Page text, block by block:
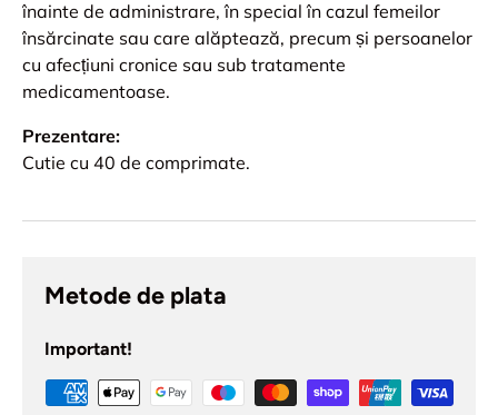
înainte de administrare, în special în cazul femeilor
însărcinate sau care alăptează, precum și persoanelor
cu afecțiuni cronice sau sub tratamente
medicamentoase.
Prezentare:
Cutie cu 40 de comprimate.
Metode de plata
Important!